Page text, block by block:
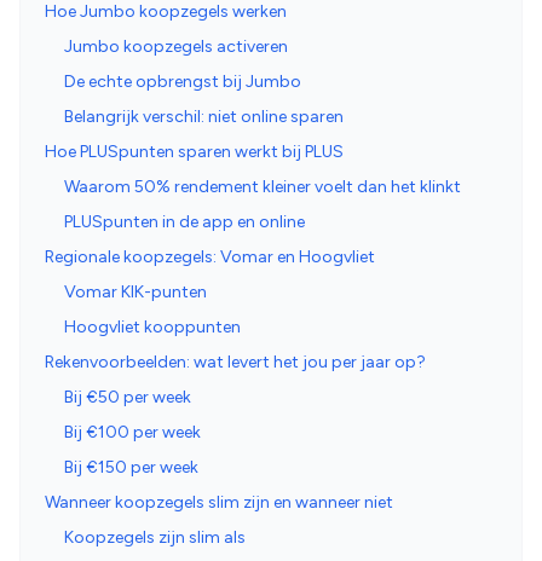
Hoe Jumbo koopzegels werken
Jumbo koopzegels activeren
De echte opbrengst bij Jumbo
Belangrijk verschil: niet online sparen
Hoe PLUSpunten sparen werkt bij PLUS
Waarom 50% rendement kleiner voelt dan het klinkt
PLUSpunten in de app en online
Regionale koopzegels: Vomar en Hoogvliet
Vomar KIK-punten
Hoogvliet kooppunten
Rekenvoorbeelden: wat levert het jou per jaar op?
Bij €50 per week
Bij €100 per week
Bij €150 per week
Wanneer koopzegels slim zijn en wanneer niet
Koopzegels zijn slim als